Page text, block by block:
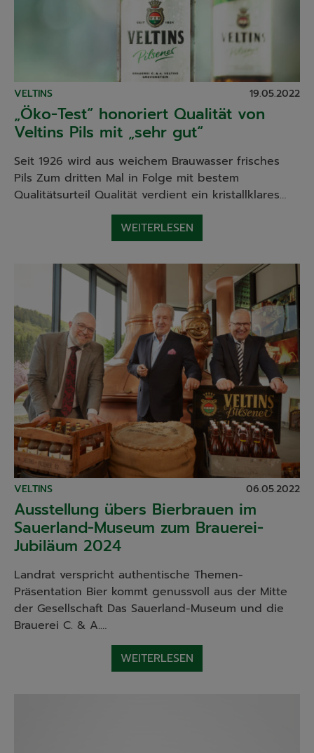
VELTINS 19.05.2022
„Öko-Test“ honoriert Qualität von
Veltins Pils mit „sehr gut“
Seit 1926 wird aus weichem Brauwasser frisches
Pils Zum dritten Mal in Folge mit bestem
Qualitätsurteil Qualität verdient ein kristallklares…
WEITERLESEN
VELTINS 06.05.2022
Ausstellung übers Bierbrauen im
Sauerland-Museum zum Brauerei-
Jubiläum 2024
Landrat verspricht authentische Themen-
Präsentation Bier kommt genussvoll aus der Mitte
der Gesellschaft Das Sauerland-Museum und die
Brauerei C. & A.…
WEITERLESEN